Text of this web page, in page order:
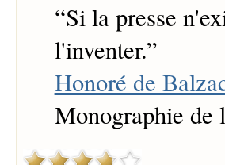
“Si la presse
l'inventer.”
Honoré de
Monographie de